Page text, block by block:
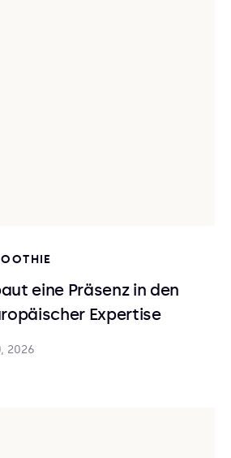
eine Präsenz in den
Expertise
2026